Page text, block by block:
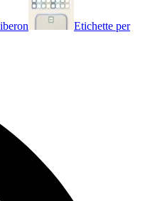
Etichette per